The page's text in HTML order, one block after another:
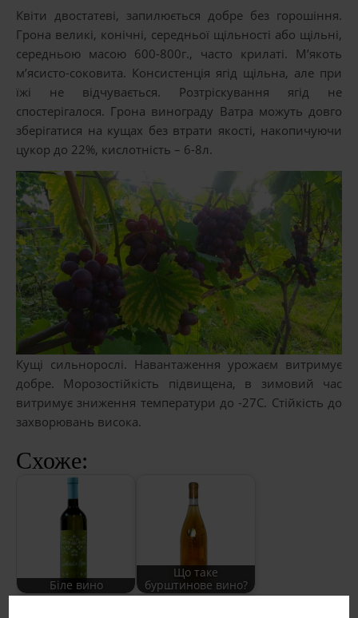
Квіти двостатеві, запилюється добре без горошіння.
Грона великі, конічні, середньої щільності або щільні,
середньою масою 600-800г., часто крилаті. М’якоть
м’ясисто-соковита. Консистенція ягід щільна, але при
їжі не відчувається. Розтріскування ягід не
спостерігалося. Грона винограду Ватра можуть довго
зберігатися на кущах без втрати якості, накопичуючи
цукор до 22%, кислотність – 6-8л.
Кущі сильнорослі. Навантаження урожаєм витримує
добре. Морозостійкість підвищена, в зимовий час
витримує зниження температури до -27С. Стійкість до
захворювань висока.
Схоже:
Біле вино
Що таке
бурштинове вино?